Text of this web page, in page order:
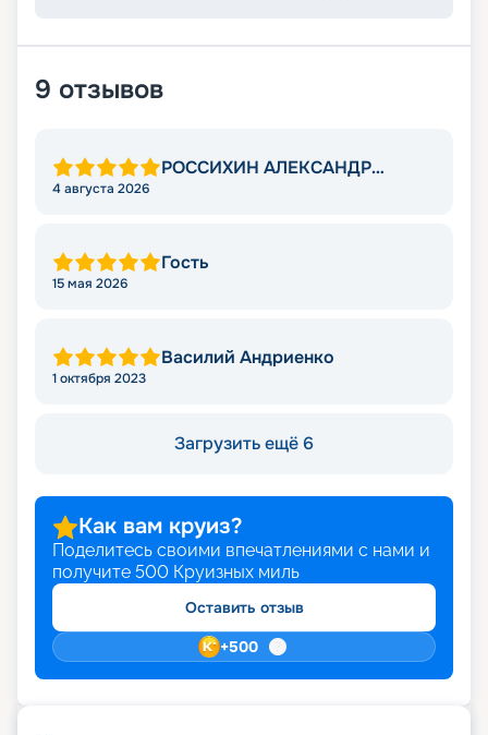
9 отзывов
РОССИХИН АЛЕКСАНДР
4 августа 2026
Гость
15 мая 2026
Василий Андриенко
1 октября 2023
Загрузить ещё 6
Как вам круиз?
Поделитесь своими впечатлениями с нами и
получите 500 Круизных миль
Оставить отзыв
+500